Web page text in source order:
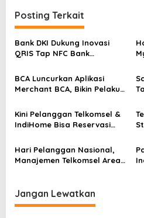
a
s
i
o
Posting Terkait
Bank DKI Dukung Inovasi
QRIS Tap NFC Bank
Mobile
BCA Luncurkan Aplikasi
Merchant BCA, Bikin Pelaku
Kini Pelanggan Telkomsel &
IndiHome Bisa Reservasi
Rumah
Hari Pelanggan Nasional,
Manajemen Telkomsel Area
Jangan Lewatkan